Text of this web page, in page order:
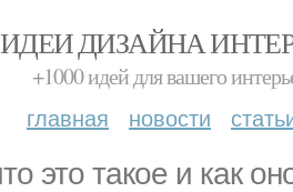
ИДЕИ ДИЗАЙНА
+1000 идей для вашего
главная новости
это такое и как